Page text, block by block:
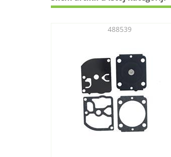
488539